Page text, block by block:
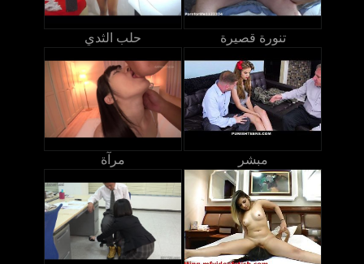
حلب الثدي تنورة قصيرة
مرآة مبشر